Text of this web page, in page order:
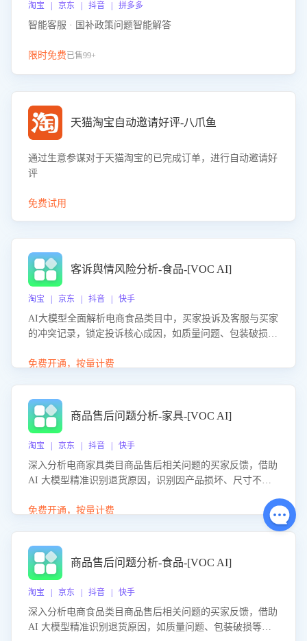
淘宝 | 京东 | 抖音 | 拼多多
智能客服 · 国补政策问题智能解答
限时免费已售99+
天猫淘宝自动邀请好评-八爪鱼
通过生意参谋对于天猫淘宝的已完成订单，进行自动邀请好
评
免费试用
客诉舆情风险分析-食品-[VOC AI]
淘宝 | 京东 | 抖音 | 快手
AI大模型全面解析电商食品类目中，买家投诉及客服与买家
的冲突记录，锁定投诉核心成因，如质量问题、包装破损
置差评防控，提升客户满意度。
免费开通，按量计费
商品售后问题分析-家具-[VOC AI]
淘宝 | 京东 | 抖音 | 快手
深入分析电商家具类目商品售后相关问题的买家反馈，借助
AI 大模型精准识别退货原因，识别因产品损坏、尺寸不符
力商家优化产品或服务，实现销售额的显著提升。
免费开通，按量计费
商品售后问题分析-食品-[VOC AI]
淘宝 | 京东 | 抖音 | 快手
深入分析电商食品类目商品售后相关问题的买家反馈，借助
AI 大模型精准识别退货原因，如质量问题、包装破损等，